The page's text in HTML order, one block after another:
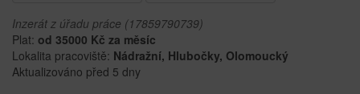
Inzerát z úřadu práce (17859790739)
Plat: od 35000 Kč za měsíc
Lokalita pracoviště: Nádražní, Hlubočky, Olomoucký
Aktualizováno před 5 dny